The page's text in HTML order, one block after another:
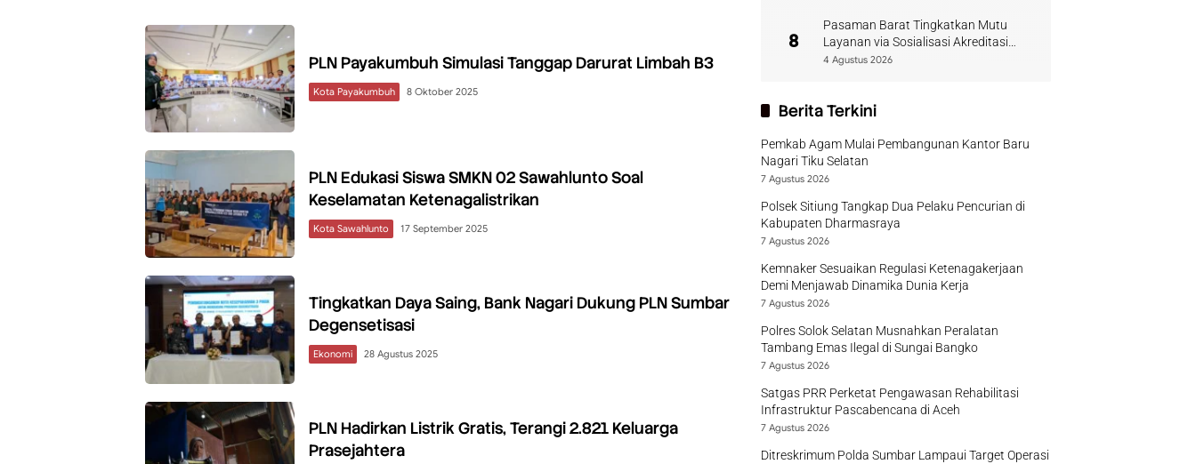
PLN Payakumbuh Simulasi Tanggap Darurat Limbah B3
Kota Payakumbuh 8 Oktober 2025
PLN Edukasi Siswa SMKN 02 Sawahlunto Soal
Keselamatan Ketenagalistrikan
Kota Sawahlunto 17 September 2025
Tingkatkan Daya Saing, Bank Nagari Dukung PLN Sumbar
Degensetisasi
Ekonomi 28 Agustus 2025
PLN Hadirkan Listrik Gratis, Terangi 2.821 Keluarga
Prasejahtera
8
Pasaman Barat Tingkatkan Mutu
Layanan via Sosialisasi Akreditasi
Perpustakaan 2026
4 Agustus 2026
Berita Terkini
Pemkab Agam Mulai Pembangunan Kantor Baru
Nagari Tiku Selatan
7 Agustus 2026
Polsek Sitiung Tangkap Dua Pelaku Pencurian di
Kabupaten Dharmasraya
7 Agustus 2026
Kemnaker Sesuaikan Regulasi Ketenagakerjaan
Demi Menjawab Dinamika Dunia Kerja
7 Agustus 2026
Polres Solok Selatan Musnahkan Peralatan
Tambang Emas Ilegal di Sungai Bangko
7 Agustus 2026
Satgas PRR Perketat Pengawasan Rehabilitasi
Infrastruktur Pascabencana di Aceh
7 Agustus 2026
Ditreskrimum Polda Sumbar Lampaui Target Operasi